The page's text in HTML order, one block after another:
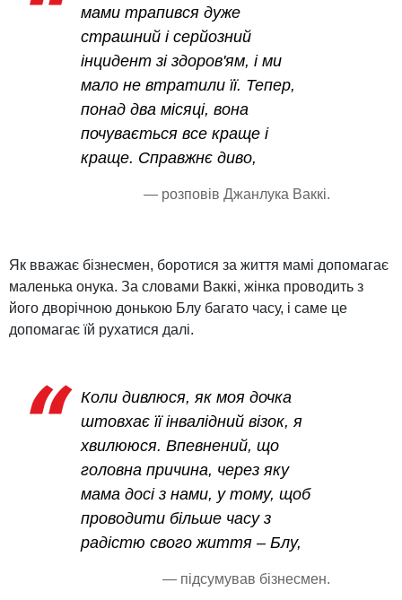
мами трапився дуже
страшний і серйозний
інцидент зі здоров'ям, і ми
мало не втратили її. Тепер,
понад два місяці, вона
почувається все краще і
краще. Справжнє диво,
— розповів Джанлука Ваккі.
Як вважає бізнесмен, боротися за життя мамі допомагає
маленька онука. За словами Ваккі, жінка проводить з
його дворічною донькою Блу багато часу, і саме це
допомагає їй рухатися далі.
Коли дивлюся, як моя дочка
штовхає її інвалідний візок, я
хвилююся. Впевнений, що
головна причина, через яку
мама досі з нами, у тому, щоб
проводити більше часу з
радістю свого життя – Блу,
— підсумував бізнесмен.